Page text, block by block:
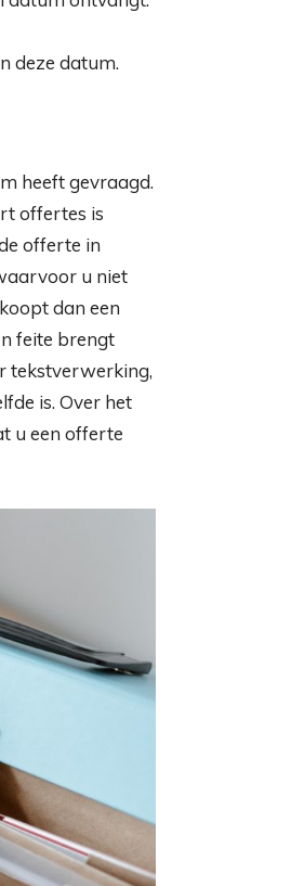
deze datum.
heeft gevraagd.
offertes is
offerte in
u niet
dan een
feite brengt
tekstverwerking,
is. Over het
u een offerte